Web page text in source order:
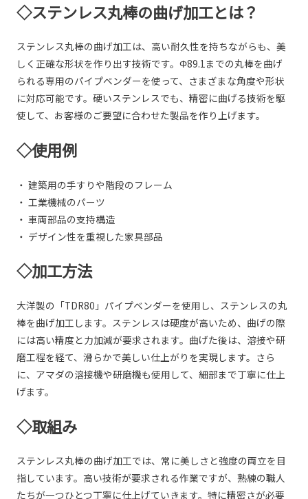
◇ステンレス丸棒の曲げ加工とは？
ステンレス丸棒の曲げ加工は、高い耐久性を持ちながらも、美
しく正確な形状を作り出す技術です。Φ89.1までの丸棒を曲げ
られる専用のパイプベンダーを使って、さまざまな角度や形状
に対応可能です。硬いステンレスでも、精密に曲げる技術を駆
使して、お客様のご要望に合わせた製品を作り上げます。
◇使用例
・ 建築用の手すりや階段のフレーム
・ 工業機械のパーツ
・ 車両部品の支持構造
・ デザイン性を重視した家具部品
◇加工方法
大洋製の「TDR80」パイプベンダーを使用し、ステンレスの丸
棒を曲げ加工します。ステンレスは硬度が高いため、曲げの際
には高い精度と力加減が要求されます。曲げた後は、溶接や研
磨工程を経て、滑らかで美しい仕上がりを実現します。さら
に、アマダの溶接機や研磨機も使用して、細部まで丁寧に仕上
げます。
◇取組み
ステンレス丸棒の曲げ加工では、常に美しさと強度の両立を目
指しています。高い技術が要求される作業ですが、熟練の職人
たちが一つひとつ丁寧に仕上げていきます。特に精密さが必要